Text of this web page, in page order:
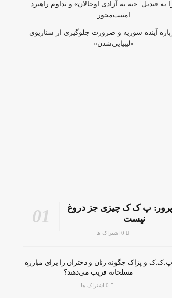
به قندیل: «نه به آزادی اوجالان» و تداوم راهبرد
امنیت‌محور
آینده سوریه و ضرورت جلوگیری از سناریوی
«لیبیایی‌شدن»
پرور: پ ک ک چیزی جز دروغ
نیست
پ.ک.ک و پژاک چگونه زنان و دختران را برای مبارزه
مسلحانه فریب می‌دهند؟